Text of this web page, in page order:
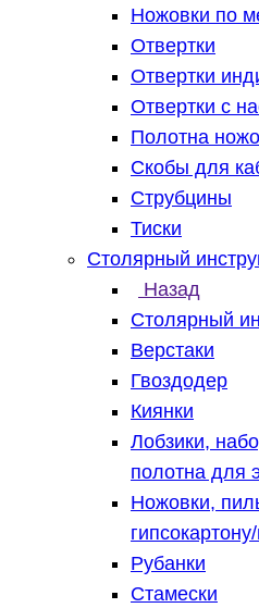
Ножовки по
Отвертки
Отвертки
Отвертки с
Полотна
Скобы для
Струбцины
Тиски
Столярный
Назад
Столярный
Верстаки
Гвоздодер
Киянки
Лобзики,
полотна для
Ножовки,
Рубанки
Стамески